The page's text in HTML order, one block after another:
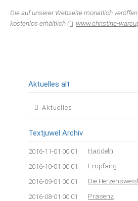
Die auf unserer Webseite monatlich
kostenlos erhältlich (
www.christine-
Aktuelles alt
Navigation
Aktuelles
Textjuwel Archiv
2016-11-01 00:01 Handeln
2016-10-01 00:01 Empfang
2016-09-01 00:01 Die
2016-08-01 00:01 Präsenz